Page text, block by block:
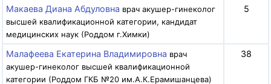
Макаева Диана Абдуловна врач акушер-гинеколог
высшей квалификационной категории, кандидат
медицинских наук (Роддом г.Химки)
5
Малафеева Екатерина Владимировна врач
акушер-гинеколог высшей квалификационной
категории (Роддом ГКБ №20 им.А.К.Ерамишанцева)
38